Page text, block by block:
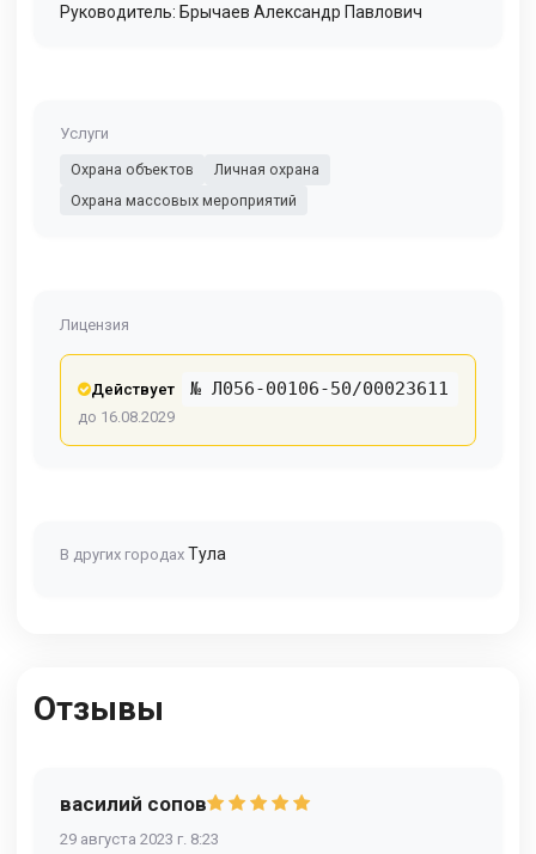
Руководитель: Брычаев Александр Павлович
Услуги
Охрана объектов
Личная охрана
Охрана массовых мероприятий
Лицензия
Действует № Л056-00106-50/00023611
до 16.08.2029
В других городах Тула
Отзывы
василий сопов
29 августа 2023 г. 8:23